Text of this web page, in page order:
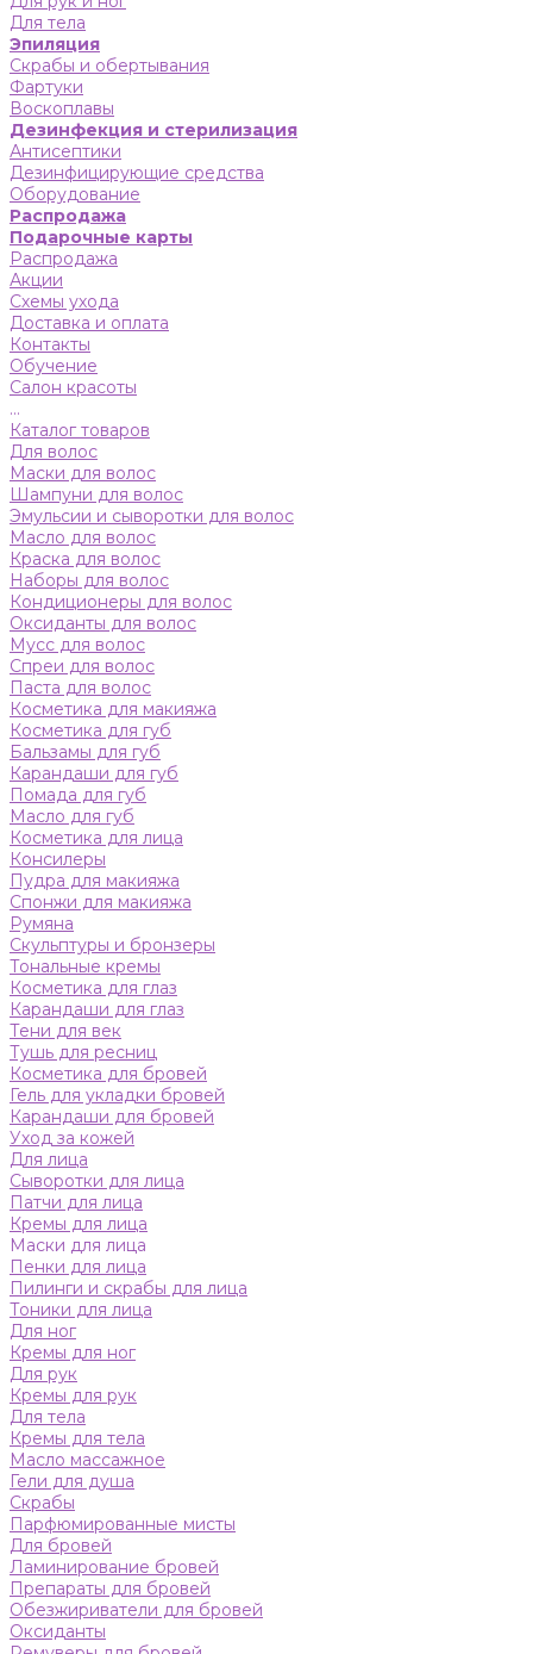
Для тела
Эпиляция
Скрабы и обертывания
Фартуки
Воскоплавы
Дезинфекция и стерилизация
Антисептики
Дезинфицирующие средства
Оборудование
Распродажа
Подарочные карты
Распродажа
Акции
Схемы ухода
Доставка и оплата
Контакты
Обучение
Салон красоты
...
Каталог товаров
Для волос
Маски для волос
Шампуни для волос
Эмульсии и сыворотки для волос
Масло для волос
Краска для волос
Наборы для волос
Кондиционеры для волос
Оксиданты для волос
Мусс для волос
Спреи для волос
Паста для волос
Косметика для макияжа
Косметика для губ
Бальзамы для губ
Карандаши для губ
Помада для губ
Масло для губ
Косметика для лица
Консилеры
Пудра для макияжа
Спонжи для макияжа
Румяна
Скульптуры и бронзеры
Тональные кремы
Косметика для глаз
Карандаши для глаз
Тени для век
Тушь для ресниц
Косметика для бровей
Гель для укладки бровей
Карандаши для бровей
Уход за кожей
Для лица
Сыворотки для лица
Патчи для лица
Кремы для лица
Маски для лица
Пенки для лица
Пилинги и скрабы для лица
Тоники для лица
Для ног
Кремы для ног
Для рук
Кремы для рук
Для тела
Кремы для тела
Масло массажное
Гели для душа
Скрабы
Парфюмированные мисты
Для бровей
Ламинирование бровей
Препараты для бровей
Обезжириватели для бровей
Оксиданты